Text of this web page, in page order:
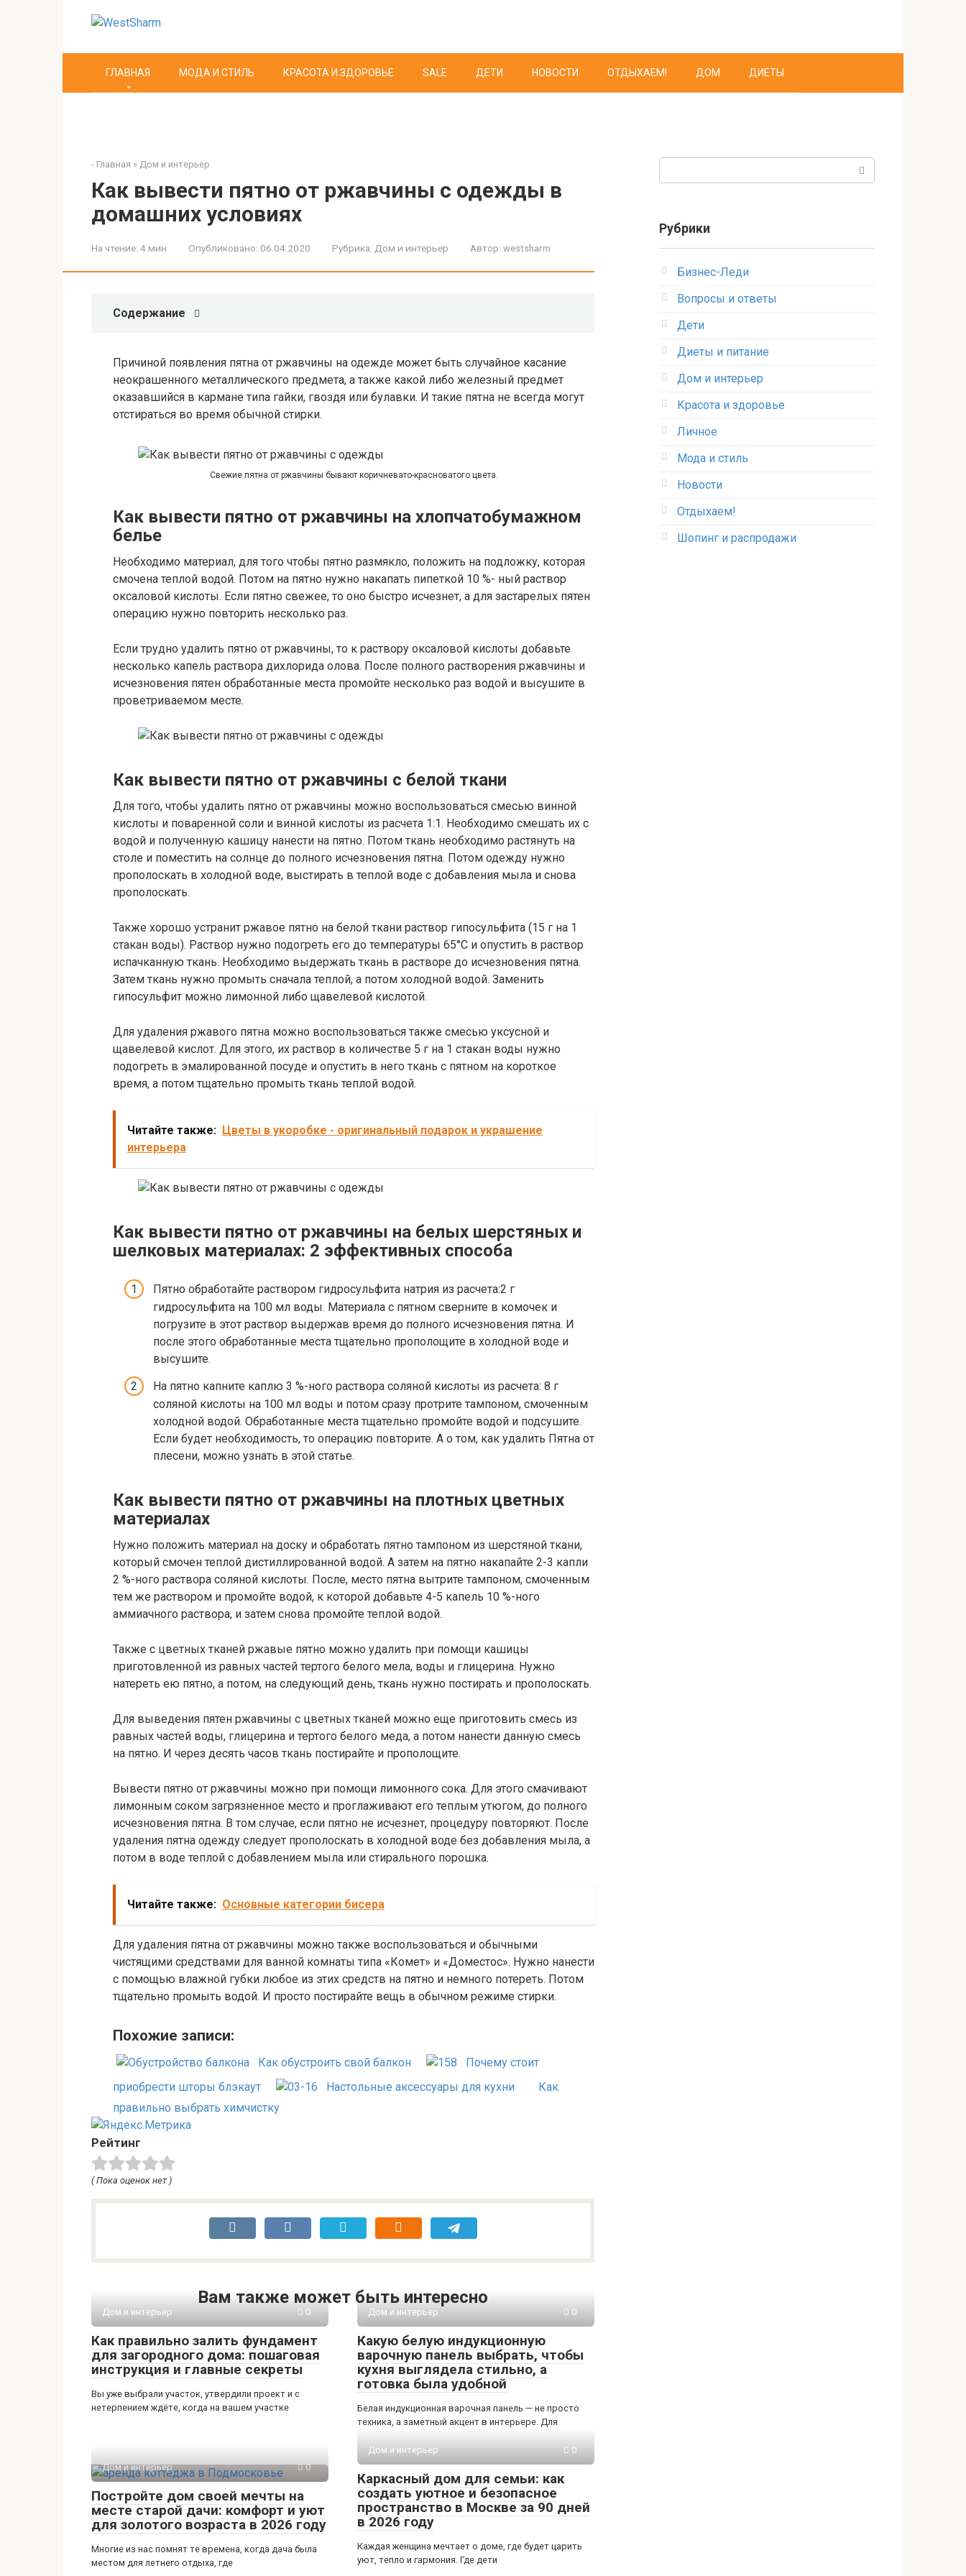
ГЛАВНАЯ МОДА И СТИЛЬ КРАСОТА И ЗДОРОВЬЕ SALE ДЕТИ НОВОСТИ ОТДЫХАЕМ! ДОМ ДИЕТЫ
- Главная » Дом и интерьер
Как вывести пятно от ржавчины с одежды в
домашних условиях
На чтение: 4 мин Опубликовано: 06.04.2020 Рубрика: Дом и интерьер Автор: westsharm
Содержание
Причиной появления пятна от ржавчины на одежде может быть случайное касание
неокрашенного металлического предмета, а также какой либо железный предмет
оказавшийся в кармане типа гайки, гвоздя или булавки. И такие пятна не всегда могут
отстираться во время обычной стирки.
Свежие пятна от ржавчины бывают коричневато-красноватого цвета.
Как вывести пятно от ржавчины на хлопчатобумажном
белье
Необходимо материал, для того чтобы пятно размякло, положить на подложку, которая
смочена теплой водой. Потом на пятно нужно накапать пипеткой 10 %- ный раствор
оксаловой кислоты. Если пятно свежее, то оно быстро исчезнет, а для застарелых пятен
операцию нужно повторить несколько раз.
Если трудно удалить пятно от ржавчины, то к раствору оксаловой кислоты добавьте
несколько капель раствора дихлорида олова. После полного растворения ржавчины и
исчезновения пятен обработанные места промойте несколько раз водой и высушите в
проветриваемом месте.
Как вывести пятно от ржавчины с белой ткани
Для того, чтобы удалить пятно от ржавчины можно воспользоваться смесью винной
кислоты и поваренной соли и винной кислоты из расчета 1:1. Необходимо смешать их с
водой и полученную кашицу нанести на пятно. Потом ткань необходимо растянуть на
столе и поместить на солнце до полного исчезновения пятна. Потом одежду нужно
прополоскать в холодной воде, выстирать в теплой воде с добавления мыла и снова
прополоскать.
Также хорошо устранит ржавое пятно на белой ткани раствор гипосульфита (15 г на 1
стакан воды). Раствор нужно подогреть его до температуры 65°С и опустить в раствор
испачканную ткань. Необходимо выдержать ткань в растворе до исчезновения пятна.
Затем ткань нужно промыть сначала теплой, а потом холодной водой. Заменить
гипосульфит можно лимонной либо щавелевой кислотой.
Для удаления ржавого пятна можно воспользоваться также смесью уксусной и
щавелевой кислот. Для этого, их раствор в количестве 5 г на 1 стакан воды нужно
подогреть в эмалированной посуде и опустить в него ткань с пятном на короткое
время, а потом тщательно промыть ткань теплой водой.
Читайте также: Цветы в укоробке - оригинальный подарок и украшение
интерьера
Как вывести пятно от ржавчины на белых шерстяных и
шелковых материалах: 2 эффективных способа
Пятно обработайте раствором гидросульфита натрия из расчета:2 г
гидросульфита на 100 мл воды. Материала с пятном сверните в комочек и
погрузите в этот раствор выдержав время до полного исчезновения пятна. И
после этого обработанные места тщательно прополощите в холодной воде и
высушите.
На пятно капните каплю 3 %-ного раствора соляной кислоты из расчета: 8 г
соляной кислоты на 100 мл воды и потом сразу протрите тампоном, смоченным
холодной водой. Обработанные места тщательно промойте водой и подсушите.
Если будет необходимость, то операцию повторите. А о том, как удалить Пятна от
плесени, можно узнать в этой статье.
Как вывести пятно от ржавчины на плотных цветных
материалах
Нужно положить материал на доску и обработать пятно тампоном из шерстяной ткани,
который смочен теплой дистиллированной водой. А затем на пятно накапайте 2-3 капли
2 %-ного раствора соляной кислоты. После, место пятна вытрите тампоном, смоченным
тем же раствором и промойте водой, к которой добавьте 4-5 капель 10 %-ного
аммиачного раствора, и затем снова промойте теплой водой.
Также с цветных тканей ржавые пятно можно удалить при помощи кашицы
приготовленной из равных частей тертого белого мела, воды и глицерина. Нужно
натереть ею пятно, а потом, на следующий день, ткань нужно постирать и прополоскать.
Для выведения пятен ржавчины с цветных тканей можно еще приготовить смесь из
равных частей воды, глицерина и тертого белого меда, а потом нанести данную смесь
на пятно. И через десять часов ткань постирайте и прополощите.
Вывести пятно от ржавчины можно при помощи лимонного сока. Для этого смачивают
лимонным соком загрязненное место и проглаживают его теплым утюгом, до полного
исчезновения пятна. В том случае, если пятно не исчезнет, процедуру повторяют. После
удаления пятна одежду следует прополоскать в холодной воде без добавления мыла, а
потом в воде теплой с добавлением мыла или стирального порошка.
Читайте также: Основные категории бисера
Для удаления пятна от ржавчины можно также воспользоваться и обычными
чистящими средствами для ванной комнаты типа «Комет» и «Доместос». Нужно нанести
с помощью влажной губки любое из этих средств на пятно и немного потереть. Потом
тщательно промыть водой. И просто постирайте вещь в обычном режиме стирки.
Похожие записи:
Как обустроить свой балкон
Почему стоит
приобрести шторы блэкаут
Настольные аксессуары для кухни
Как
правильно выбрать химчистку
Рейтинг
( Пока оценок нет )
Вам также может быть интересно
Дом и интерьер 0
Как правильно залить фундамент
для загородного дома: пошаговая
инструкция и главные секреты
Вы уже выбрали участок, утвердили проект и с
нетерпением ждёте, когда на вашем участке
Дом и интерьер 0
Какую белую индукционную
варочную панель выбрать, чтобы
кухня выглядела стильно, а
готовка была удобной
Белая индукционная варочная панель — не просто
техника, а заметный акцент в интерьере. Для
Дом и интерьер 0
Постройте дом своей мечты на
месте старой дачи: комфорт и уют
для золотого возраста в 2026 году
Многие из нас помнят те времена, когда дача была
местом для летнего отдыха, где
Дом и интерьер 0
Каркасный дом для семьи: как
создать уютное и безопасное
пространство в Москве за 90 дней
в 2026 году
Каждая женщина мечтает о доме, где будет царить
уют, тепло и гармония. Где дети
Рубрики
Бизнес-Леди
Вопросы и ответы
Дети
Диеты и питание
Дом и интерьер
Красота и здоровье
Личное
Мода и стиль
Новости
Отдыхаем!
Шопинг и распродажи